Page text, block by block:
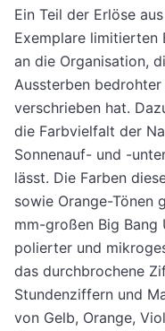
Ein Teil der Erlöse
Exemplare limitierten
an die Organisation,
Aussterben
verschrieben hat.
die Farbvielfalt der
Sonnenauf- und -
lässt. Die Farben
sowie Orange-Tönen
mm-großen Big
polierter und
das durchbrochene
Stundenziffern und
von Gelb, Orange,